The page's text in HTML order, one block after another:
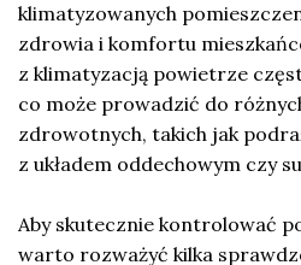
klimatyzowanych
zdrowia i komfortu
z klimatyzacją powietrze
co może prowadzić do
zdrowotnych, takich jak
z układem oddechowym czy
Aby skutecznie kontrolować
warto rozważyć kilka